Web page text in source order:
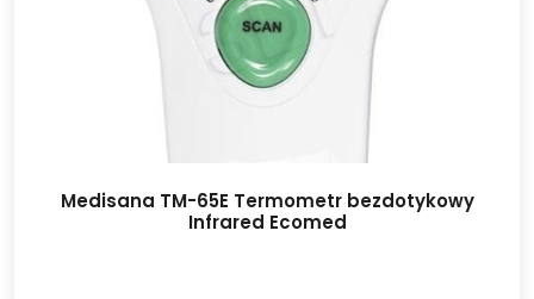
Medisana TM-65E Termometr bezdotykowy
Infrared Ecomed